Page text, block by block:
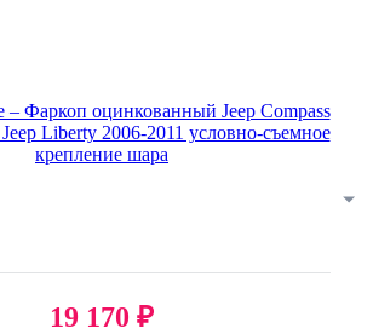
19 170 ₽